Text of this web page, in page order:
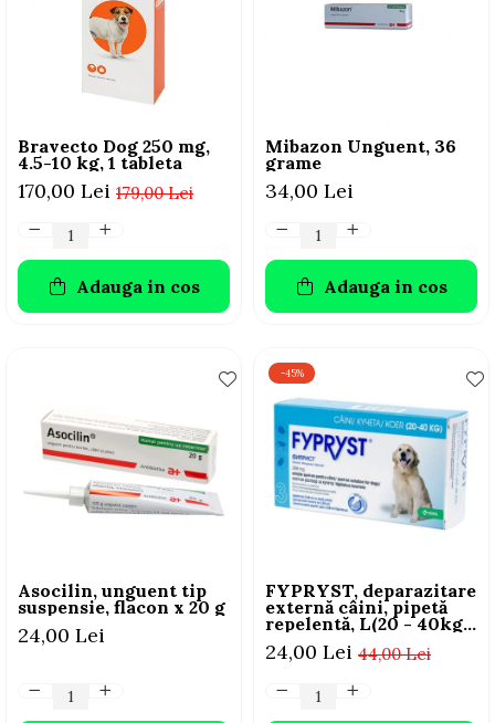
Bravecto Dog 250 mg,
4.5-10 kg, 1 tableta
179,00 Lei
170,00 Lei
Adauga in cos
Mibazon Unguent, 36
grame
34,00 Lei
Adauga in cos
Asocilin, unguent tip
suspensie, flacon x 20 g
24,00 Lei
-45%
FYPRYST, deparazitare
externă câini, pipetă
repelentă, L(20 - 40kg),
1 buc
44,00 Lei
24,00 Lei